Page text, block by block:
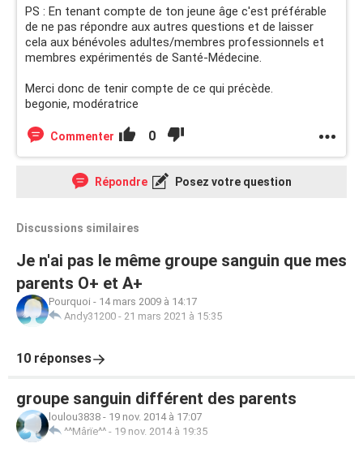
PS : En tenant compte de ton jeune âge c'est préférable
de ne pas répondre aux autres questions et de laisser
cela aux bénévoles adultes/membres professionnels et
membres expérimentés de Santé-Médecine.
Merci donc de tenir compte de ce qui précède.
begonie, modératrice
Commenter 0
Répondre Posez votre question
Discussions similaires
Je n'ai pas le même groupe sanguin que mes
parents O+ et A+
Pourquoi - 14 mars 2009 à 14:17
Andy31200 - 21 mars 2021 à 15:35
10 réponses
groupe sanguin différent des parents
loulou3838 - 19 nov. 2014 à 17:07
^^Mârïe^^ - 19 nov. 2014 à 19:35